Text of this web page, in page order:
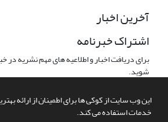
این وب سایت از کوکی ها برای اطمینان از ارائه
خدمات استفاده می کند.
آخرین اخبار
اشتراک خبرنامه
برای دریافت اخبار و اطلاعیه های مهم نشریه
شوید.